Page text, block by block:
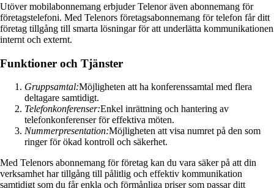
Utöver mobilabonnemang erbjuder Telenor även abonnemang för
företagstelefoni. Med Telenors företagsabonnemang för telefon får ditt
företag tillgång till smarta lösningar för att underlätta kommunikationen
internt och externt.
Funktioner och Tjänster
Gruppsamtal:Möjligheten att ha konferenssamtal med flera
deltagare samtidigt.
Telefonkonferenser:Enkel inrättning och hantering av
telefonkonferenser för effektiva möten.
Nummerpresentation:Möjligheten att visa numret på den som
ringer för ökad kontroll och säkerhet.
Med Telenors abonnemang för företag kan du vara säker på att din
verksamhet har tillgång till pålitlig och effektiv kommunikation
samtidigt som du får enkla och förmånliga priser som passar ditt